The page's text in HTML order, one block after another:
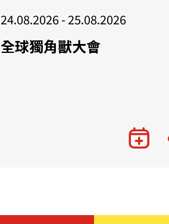
24.08.2026 - 25.08.2026
全球獨角獸大會